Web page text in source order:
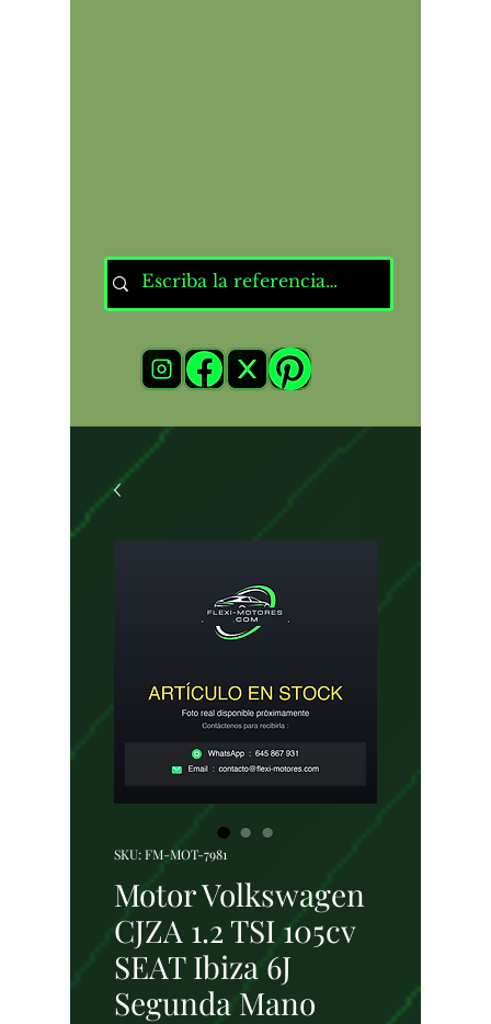
SKU: FM-MOT-7981
Motor Volkswagen
CJZA 1.2 TSI 105cv
SEAT Ibiza 6J
Segunda Mano